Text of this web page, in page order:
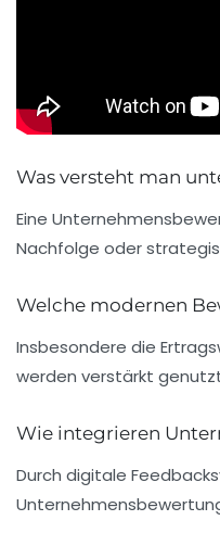
Was versteht man
Eine
Nachfolge oder
Welche modernen
Insbesondere die
werden verstärkt
Wie integrieren
Durch digitale